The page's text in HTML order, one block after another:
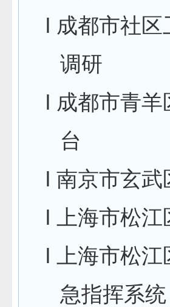
l 成都市社
调研
l 成都市青
台
l 南京市玄武
l
上海市松
l
上海市松
急指挥系统